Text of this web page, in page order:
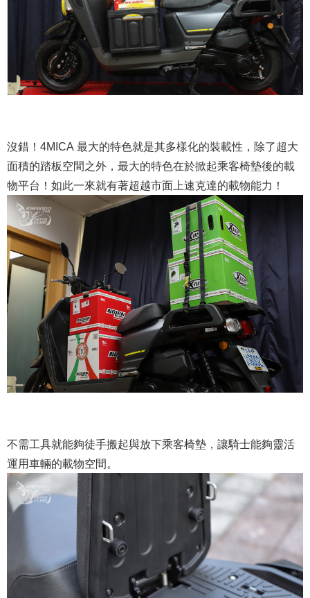
沒錯！4MICA 最大的特色就是其多樣化的裝載性，除了超大
面積的踏板空間之外，最大的特色在於掀起乘客椅墊後的載
物平台！如此一來就有著超越市面上速克達的載物能力！
不需工具就能夠徒手搬起與放下乘客椅墊，讓騎士能夠靈活
運用車輛的載物空間。